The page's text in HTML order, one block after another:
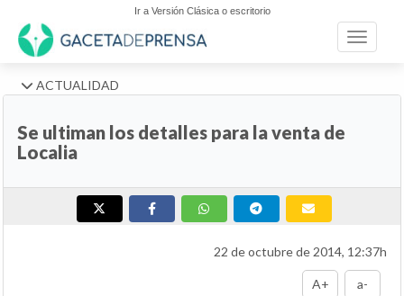
Ir a Versión Clásica o escritorio
Toggle
ACTUALIDAD
Se ultiman los detalles para la venta de
Localia
22 de octubre de 2014, 12:37h
A+ a-